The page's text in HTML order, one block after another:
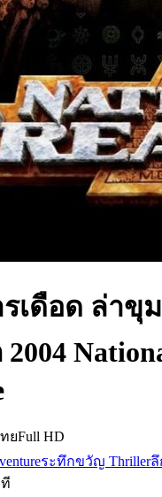
เดือด ล่าขุ
ยFull HD
ระทึกขวัญ Thrillerลึ